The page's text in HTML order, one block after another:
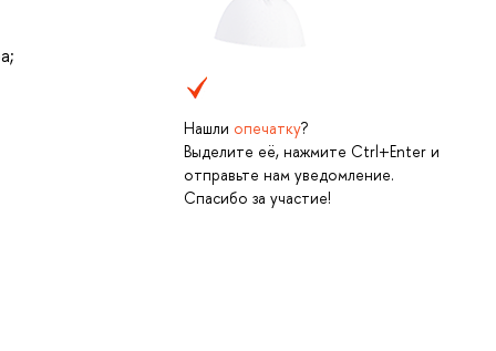
Нашли опечатку?
Выделите её, нажмите Ctrl+Enter и
отправьте нам уведомление.
Спасибо за участие!